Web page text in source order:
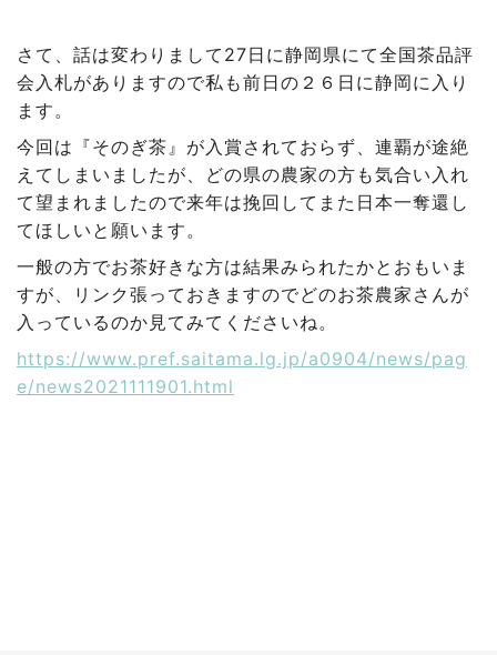
さて、話は変わりまして27日に静岡県にて全国茶品評
会入札がありますので私も前日の２６日に静岡に入り
ます。
今回は『そのぎ茶』が入賞されておらず、連覇が途絶
えてしまいましたが、どの県の農家の方も気合い入れ
て望まれましたので来年は挽回してまた日本一奪還し
てほしいと願います。
一般の方でお茶好きな方は結果みられたかとおもいま
すが、リンク張っておきますのでどのお茶農家さんが
入っているのか見てみてくださいね。
https://www.pref.saitama.lg.jp/a0904/news/pag
e/news2021111901.html